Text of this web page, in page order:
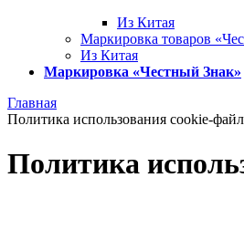
Из Китая
Маркировка товаров
Из Китая
Маркировка «Честный Знак»
Главная
Политика использования cookie-
Политика